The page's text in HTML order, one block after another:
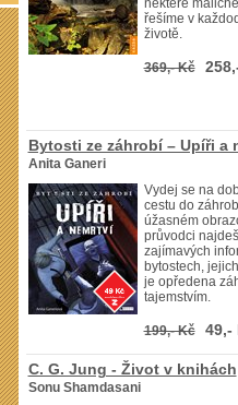
některé
řešíme v
životě.
369,- Kč
Bytosti ze záhrobí – Upíři a
Anita Ganeri
Vydej se na
cestu do
úžasném
průvodci
zajímavých
bytostech,
je opředena
tajemstvím.
199,- Kč 49,-
C. G. Jung - Život v knihách
Sonu Shamdasani